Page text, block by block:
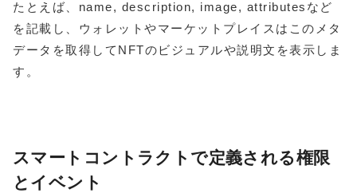
たとえば、name, description, image, attributesなど
を記載し、ウォレットやマーケットプレイスはこのメタ
データを取得してNFTのビジュアルや説明文を表示しま
す。
スマートコントラクトで定義される権限
とイベント